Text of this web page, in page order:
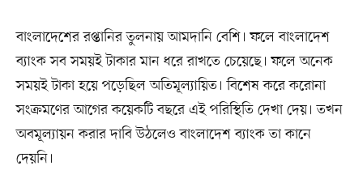
বাংলাদেশের রপ্তানির তুলনায় আমদানি বেশি। ফলে বাংলাদেশ
ব্যাংক সব সময়ই টাকার মান ধরে রাখতে চেয়েছে। ফলে অনেক
সময়ই টাকা হয়ে পড়েছিল অতিমূল্যায়িত। বিশেষ করে করোনা
সংক্রমণের আগের কয়েকটি বছরে এই পরিস্থিতি দেখা দেয়। তখন
অবমূল্যায়ন করার দাবি উঠলেও বাংলাদেশ ব্যাংক তা কানে
দেয়নি।